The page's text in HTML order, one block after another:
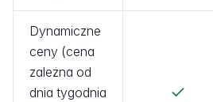
Dynamiczne
ceny (cena
zależna od
dnia tygodnia